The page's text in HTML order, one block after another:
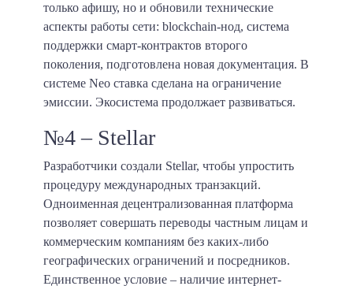
только афишу, но и обновили технические
аспекты работы сети: blockchain-нод, система
поддержки смарт-контрактов второго
поколения, подготовлена новая документация. В
системе Neo ставка сделана на ограничение
эмиссии. Экосистема продолжает развиваться.
№4 – Stellar
Разработчики создали Stellar, чтобы упростить
процедуру международных транзакций.
Одноименная децентрализованная платформа
позволяет совершать переводы частным лицам и
коммерческим компаниям без каких-либо
географических ограничений и посредников.
Единственное условие – наличие интернет-